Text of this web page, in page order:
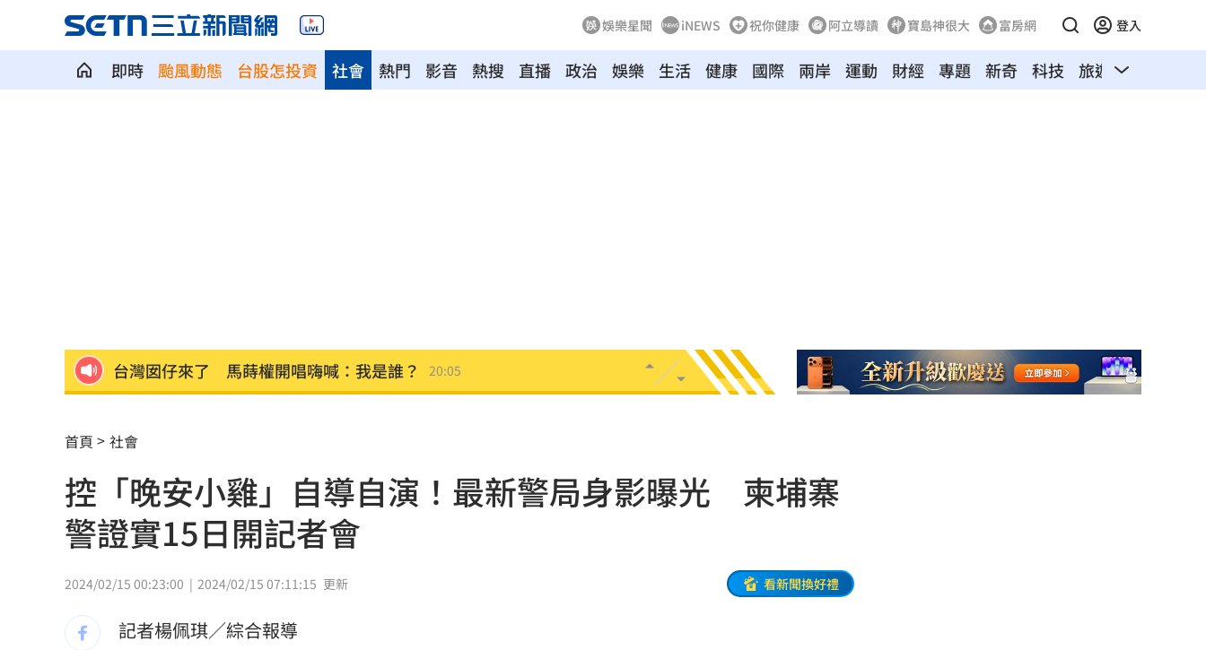
娛樂星聞 iNEWS 祝你健康 阿立導讀 寶島神很大 富房網 登入
即時 颱風動態 台股怎投資 熱門 影音 熱搜 直播 政治
社會 娛樂 生活 健康 國際 兩岸 運動 財經 專題 新奇 科技 旅遊 汽車
台灣囡仔來了 馬蒔權開唱嗨喊：我是誰？ 20:05
公推孫散步遭撞亡 女慟:沒有爸爸的父親節
台南大貨車、自小客事故 1名駕駛死亡 19:38
兄弟打線突破後勁 黃韋盛3打點率隊2連勝
崔立于高雄開唱 台下讓他氣噗噗：隨便啦
龍藏經7折仍要131.6萬 他原價現金秒結帳
首頁 社會
控「晚安小雞」自導自演！最新警局身影曝光 柬埔寨
警證實15日開記者會
2024/02/15 00:23:00 2024/02/15 07:11:15 更新 看新聞換好禮
記者楊佩琪／綜合報導